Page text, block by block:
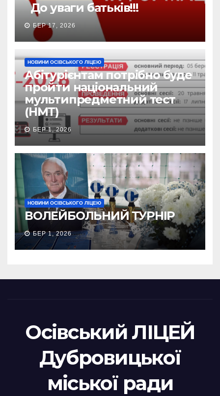
До уваги батьків!!!
БЕР 17, 2026
НОВИНИ ОСІВСЬКОГО ЛІЦЕЮ
Абітурієнтам потрібно буде
пройти національний
мультипредметний тест
(НМТ)
БЕР 1, 2026
НОВИНИ ОСІВСЬКОГО ЛІЦЕЮ
ВОЛЕЙБОЛЬНИЙ ТУРНІР
БЕР 1, 2026
Осівський ЛІЦЕЙ
Дубровицької
міської ради